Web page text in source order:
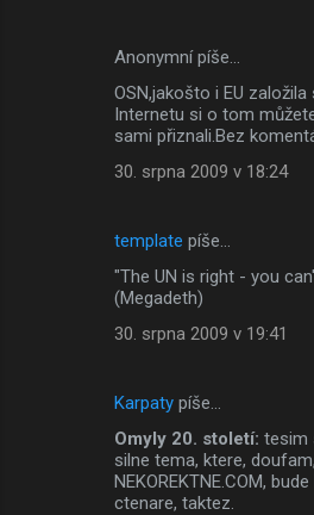
Anonymní píše…
OSN,jakošto i EU založila
Internetu si o tom
sami přiznali.Bez
30. srpna 2009 v 18:24
template píše…
"The UN is right - you
(Megadeth)
30. srpna 2009 v 19:41
Karpaty píše…
Omyly 20. století: tesim
silne tema, ktere,
NEKOREKTNE.COM,
ctenare, taktez.